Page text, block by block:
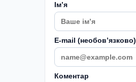
Імʼя
E-mail (необовʼязково)
Коментар